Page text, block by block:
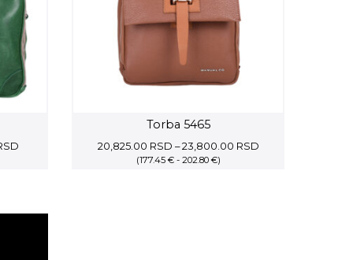
Current
Torba 5465
20,825.00 RSD – 23,800.00 RSDPrice
(177.45 € - 202.80 €)